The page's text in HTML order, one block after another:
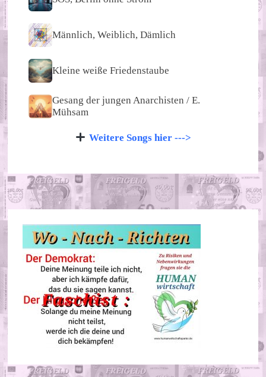
Männlich, Weiblich, Dämlich
Kleine weiße Friedenstaube
Gesang der jungen Anarchisten / E.
Mühsam
Weitere Songs hier --->